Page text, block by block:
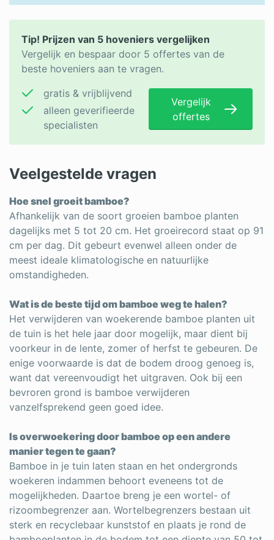
Tip! Prijzen van 5 hoveniers vergelijken
Vergelijk en bespaar door 5 offertes van de
beste hoveniers aan te vragen.
gratis & vrijblijvend
alleen geverifieerde
specialisten
Vergelijk
offertes
Veelgestelde vragen
Hoe snel groeit bamboe?
Afhankelijk van de soort groeien bamboe planten
dagelijks met 5 tot 20 cm. Het groeirecord staat op 91
cm per dag. Dit gebeurt evenwel alleen onder de
meest ideale klimatologische en natuurlijke
omstandigheden.
Wat is de beste tijd om bamboe weg te halen?
Het verwijderen van woekerende bamboe planten uit
de tuin is het hele jaar door mogelijk, maar dient bij
voorkeur in de lente, zomer of herfst te gebeuren. De
enige voorwaarde is dat de bodem droog genoeg is,
want dat vereenvoudigt het uitgraven. Ook bij een
bevroren grond is bamboe verwijderen
vanzelfsprekend geen goed idee.
Is overwoekering door bamboe op een andere
manier tegen te gaan?
Bamboe in je tuin laten staan en het ondergronds
woekeren indammen behoort eveneens tot de
mogelijkheden. Daartoe breng je een wortel- of
rizoombegrenzer aan. Wortelbegrenzers bestaan uit
sterk en recyclebaar kunststof en plaats je rond de